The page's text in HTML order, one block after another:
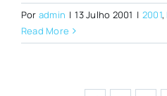
Por admin | 13 Julho 2001 | 2001,
Read More